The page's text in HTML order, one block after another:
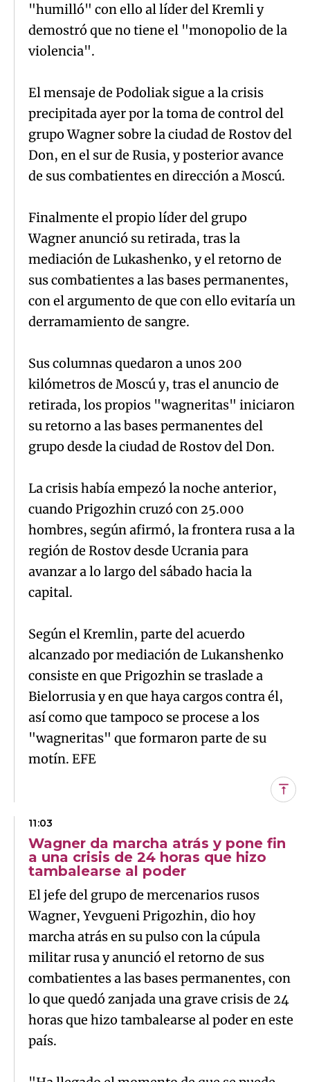
"humilló" con ello al líder del Kremli y
demostró que no tiene el "monopolio de la
violencia".
El mensaje de Podoliak sigue a la crisis
precipitada ayer por la toma de control del
grupo Wagner sobre la ciudad de Rostov del
Don, en el sur de Rusia, y posterior avance
de sus combatientes en dirección a Moscú.
Finalmente el propio líder del grupo
Wagner anunció su retirada, tras la
mediación de Lukashenko, y el retorno de
sus combatientes a las bases permanentes,
con el argumento de que con ello evitaría un
derramamiento de sangre.
Sus columnas quedaron a unos 200
kilómetros de Moscú y, tras el anuncio de
retirada, los propios "wagneritas" iniciaron
su retorno a las bases permanentes del
grupo desde la ciudad de Rostov del Don.
La crisis había empezó la noche anterior,
cuando Prigozhin cruzó con 25.000
hombres, según afirmó, la frontera rusa a la
región de Rostov desde Ucrania para
avanzar a lo largo del sábado hacia la
capital.
Según el Kremlin, parte del acuerdo
alcanzado por mediación de Lukanshenko
consiste en que Prigozhin se traslade a
Bielorrusia y en que haya cargos contra él,
así como que tampoco se procese a los
"wagneritas" que formaron parte de su
motín. EFE
11:03
Wagner da marcha atrás y pone fin
a una crisis de 24 horas que hizo
tambalearse al poder
El jefe del grupo de mercenarios rusos
Wagner, Yevgueni Prigozhin, dio hoy
marcha atrás en su pulso con la cúpula
militar rusa y anunció el retorno de sus
combatientes a las bases permanentes, con
lo que quedó zanjada una grave crisis de 24
horas que hizo tambalearse al poder en este
país.